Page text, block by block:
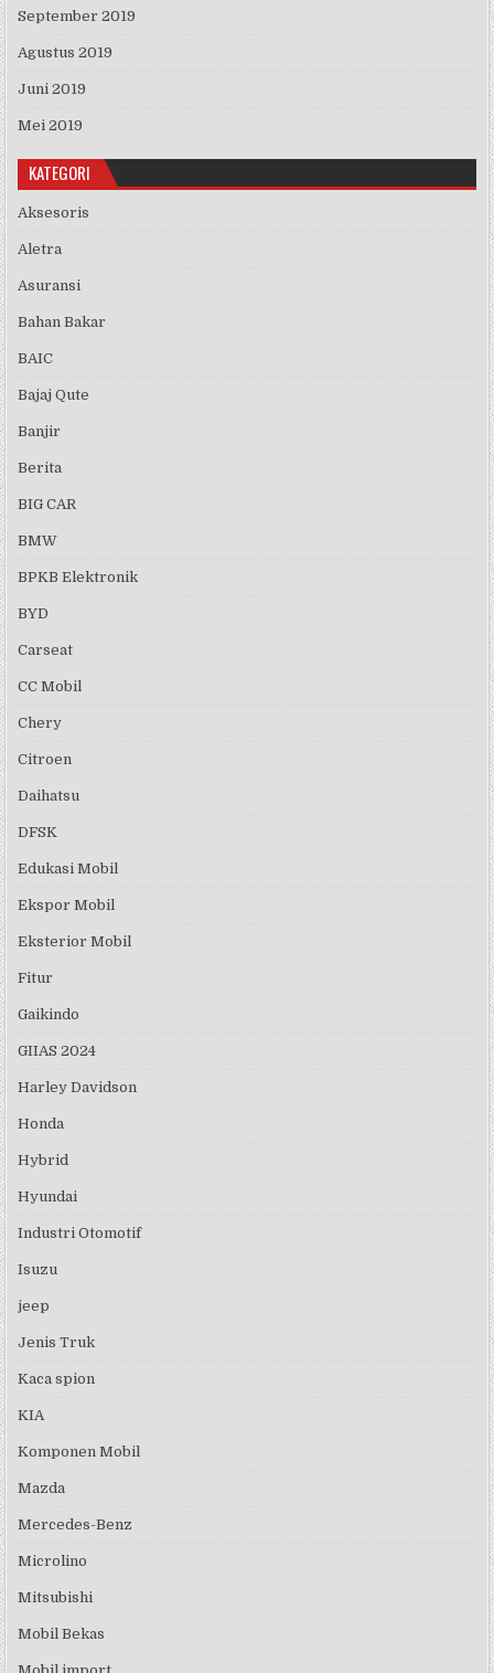
September 2019
Agustus 2019
Juni 2019
Mei 2019
KATEGORI
Aksesoris
Aletra
Asuransi
Bahan Bakar
BAIC
Bajaj Qute
Banjir
Berita
BIG CAR
BMW
BPKB Elektronik
BYD
Carseat
CC Mobil
Chery
Citroen
Daihatsu
DFSK
Edukasi Mobil
Ekspor Mobil
Eksterior Mobil
Fitur
Gaikindo
GIIAS 2024
Harley Davidson
Honda
Hybrid
Hyundai
Industri Otomotif
Isuzu
jeep
Jenis Truk
Kaca spion
KIA
Komponen Mobil
Mazda
Mercedes-Benz
Microlino
Mitsubishi
Mobil Bekas